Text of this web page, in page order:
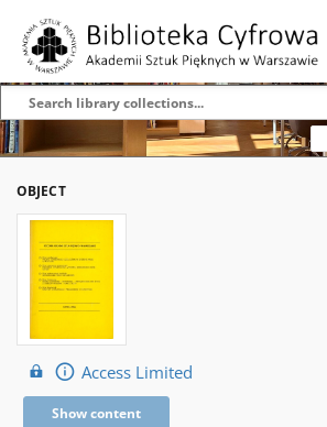
OBJECT
Access Limited
Show content